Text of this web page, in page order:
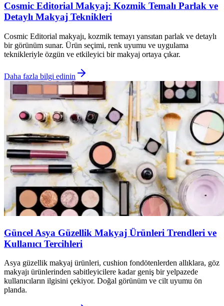
Cosmic Editorial Makyaj: Kozmik Temalı Parlak ve
Detaylı Makyaj Teknikleri
Cosmic Editorial makyajı, kozmik temayı yansıtan parlak ve detaylı
bir görünüm sunar. Ürün seçimi, renk uyumu ve uygulama
teknikleriyle özgün ve etkileyici bir makyaj ortaya çıkar.
Daha fazla bilgi edinin
Güncel Asya Güzellik Makyaj Ürünleri Trendleri ve
Kullanıcı Tercihleri
Asya güzellik makyaj ürünleri, cushion fondötenlerden allıklara, göz
makyajı ürünlerinden sabitleyicilere kadar geniş bir yelpazede
kullanıcıların ilgisini çekiyor. Doğal görünüm ve cilt uyumu ön
planda.